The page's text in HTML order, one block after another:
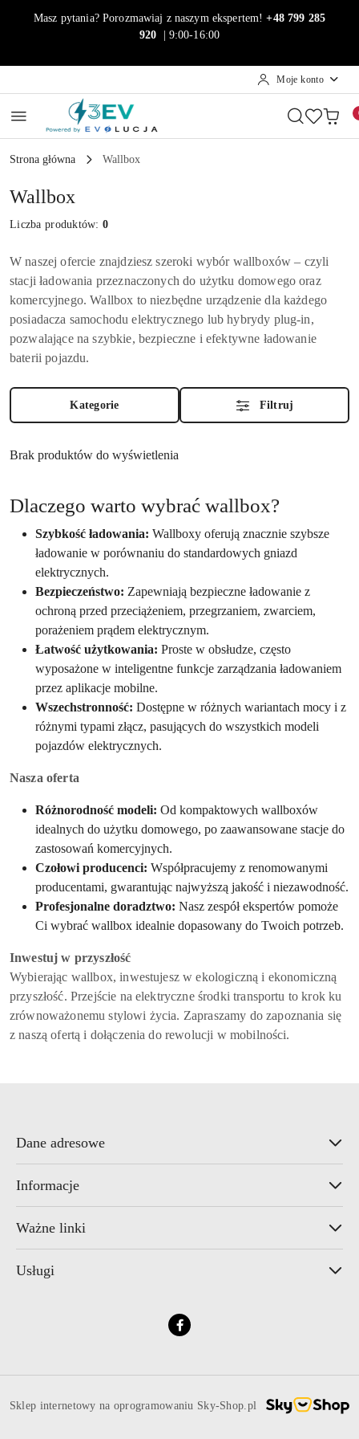
Przejdź do treści głównej
Przejdź do wyszukiwarki
Przejdź do moje konto
Przejdź do menu głównego
Przejdź do stopki
Masz pytania? Porozmawiaj z naszym ekspertem!+48 799 285
920
| 9:00-16:00
Moje konto
Strona główna Wallbox
Wallbox
Liczba produktów:0
W naszej ofercie znajdziesz szeroki wybór wallboxów – czyli
stacji ładowania przeznaczonych do użytku domowego oraz
komercyjnego. Wallbox to niezbędne urządzenie dla każdego
posiadacza samochodu elektrycznego lub hybrydy plug-in,
pozwalające na szybkie, bezpieczne i efektywne ładowanie
baterii pojazdu.
Kategorie Filtruj
Brak produktów do wyświetlenia
Dlaczego warto wybrać wallbox?
Szybkość ładowania: Wallboxy oferują znacznie szybsze
ładowanie w porównaniu do standardowych gniazd
elektrycznych.
Bezpieczeństwo: Zapewniają bezpieczne ładowanie z
ochroną przed przeciążeniem, przegrzaniem, zwarciem,
porażeniem prądem elektrycznym.
Łatwość użytkowania: Proste w obsłudze, często
wyposażone w inteligentne funkcje zarządzania ładowaniem
przez aplikacje mobilne.
Wszechstronność: Dostępne w różnych wariantach mocy i z
różnymi typami złącz, pasujących do wszystkich modeli
pojazdów elektrycznych.
Nasza oferta
Różnorodność modeli: Od kompaktowych wallboxów
idealnych do użytku domowego, po zaawansowane stacje do
zastosowań komercyjnych.
Czołowi producenci: Współpracujemy z renomowanymi
producentami, gwarantując najwyższą jakość i niezawodność.
Profesjonalne doradztwo: Nasz zespół ekspertów pomoże
Ci wybrać wallbox idealnie dopasowany do Twoich potrzeb.
Inwestuj w przyszłość
Wybierając wallbox, inwestujesz w ekologiczną i ekonomiczną
przyszłość. Przejście na elektryczne środki transportu to krok ku
zrównoważonemu stylowi życia. Zapraszamy do zapoznania się
z naszą ofertą i dołączenia do rewolucji w mobilności.
Dane adresowe
Informacje
Ważne linki
Usługi
Sklep internetowy na oprogramowaniu Sky-Shop.pl